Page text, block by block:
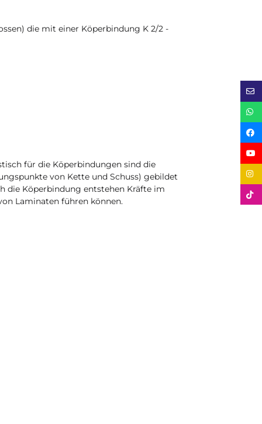
die mit einer Köperbindung K 2/2 -
für die Köperbindungen sind die
von Kette und Schuss) gebildet
die Köperbindung entstehen Kräfte im
Laminaten führen können.